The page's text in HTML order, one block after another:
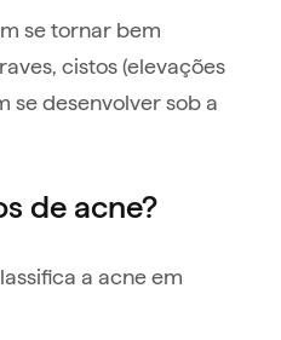
se tornar bem
cistos (elevações
se desenvolver sob a
de acne?
a acne em